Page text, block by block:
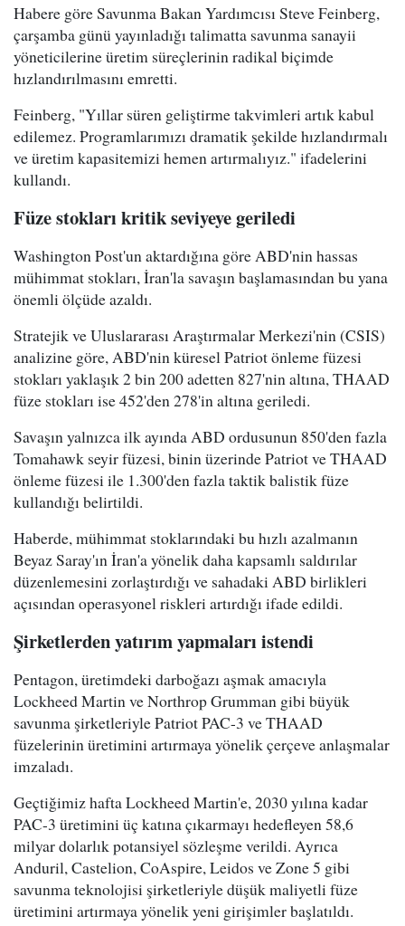
Habere göre Savunma Bakan Yardımcısı Steve Feinberg,
çarşamba günü yayınladığı talimatta savunma sanayii
yöneticilerine üretim süreçlerinin radikal biçimde
hızlandırılmasını emretti.
Feinberg, "Yıllar süren geliştirme takvimleri artık kabul
edilemez. Programlarımızı dramatik şekilde hızlandırmalı
ve üretim kapasitemizi hemen artırmalıyız." ifadelerini
kullandı.
Füze stokları kritik seviyeye geriledi
Washington Post'un aktardığına göre ABD'nin hassas
mühimmat stokları, İran'la savaşın başlamasından bu yana
önemli ölçüde azaldı.
Stratejik ve Uluslararası Araştırmalar Merkezi'nin (CSIS)
analizine göre, ABD'nin küresel Patriot önleme füzesi
stokları yaklaşık 2 bin 200 adetten 827'nin altına, THAAD
füze stokları ise 452'den 278'in altına geriledi.
Savaşın yalnızca ilk ayında ABD ordusunun 850'den fazla
Tomahawk seyir füzesi, binin üzerinde Patriot ve THAAD
önleme füzesi ile 1.300'den fazla taktik balistik füze
kullandığı belirtildi.
Haberde, mühimmat stoklarındaki bu hızlı azalmanın
Beyaz Saray'ın İran'a yönelik daha kapsamlı saldırılar
düzenlemesini zorlaştırdığı ve sahadaki ABD birlikleri
açısından operasyonel riskleri artırdığı ifade edildi.
Şirketlerden yatırım yapmaları istendi
Pentagon, üretimdeki darboğazı aşmak amacıyla
Lockheed Martin ve Northrop Grumman gibi büyük
savunma şirketleriyle Patriot PAC-3 ve THAAD
füzelerinin üretimini artırmaya yönelik çerçeve anlaşmalar
imzaladı.
Geçtiğimiz hafta Lockheed Martin'e, 2030 yılına kadar
PAC-3 üretimini üç katına çıkarmayı hedefleyen 58,6
milyar dolarlık potansiyel sözleşme verildi. Ayrıca
Anduril, Castelion, CoAspire, Leidos ve Zone 5 gibi
savunma teknolojisi şirketleriyle düşük maliyetli füze
üretimini artırmaya yönelik yeni girişimler başlatıldı.